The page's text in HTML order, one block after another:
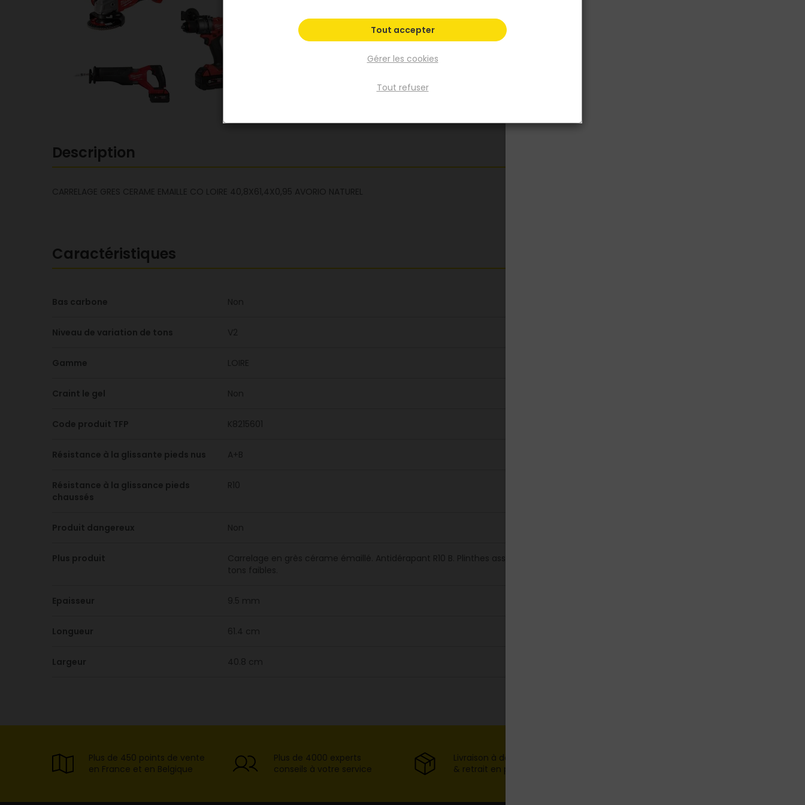
Description
CARRELAGE GRES CERAME EMAILLE CO LOIRE 40,8X61,4X0,95 AVORIO NATUREL
Caractéristiques
Bas carbone Non
Niveau de variation de tons V2
Gamme LOIRE
Craint le gel Non
Code produit TFP K8215601
Résistance à la glissante pieds nus A+B
Résistance à la glissance pieds
chaussés
R10
Produit dangereux Non
Plus produit
Carrelage en grès cérame émaillé. Antidérapant R10 B. Plinthes assorties disponibles. Existe en finition extérieur. Variation de
tons faibles.
Epaisseur 9.5 mm
Longueur 61.4 cm
Largeur 40.8 cm
Plus de 450 points de vente
en France et en Belgique
Plus de 4000 experts
conseils à votre service
Livraison à domicile
& retrait en point de vente
Gérer les cookies
Tout refuser
Tout accepter